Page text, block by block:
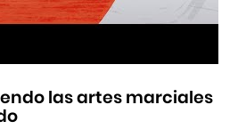
las artes marciales